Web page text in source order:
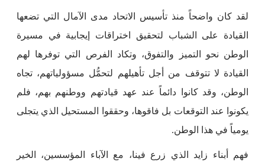
لقد كان واضحاً منذ تأسيس الاتحاد مدى الآمال التي تضعها
القيادة على الشباب لتحقيق اختراقات إيجابية في مسيرة
الوطن نحو التميز والتفوق، وتكاد الفرص التي توفرها لهم
القيادة لا تتوقف من أجل تأهيلهم لتحمُّل مسؤولياتهم، تجاه
الوطن، وقد كانوا دائماً عند عهد قيادتهم ووطنهم بهم، فلم
يكونوا عند التوقعات بل فاقوها، وحققوا المستحيل الذي يتجلى
يومياً في هذا الوطن.
فهم أبناء زايد الذي زرع فينا، مع الآباء المؤسسين، الخير